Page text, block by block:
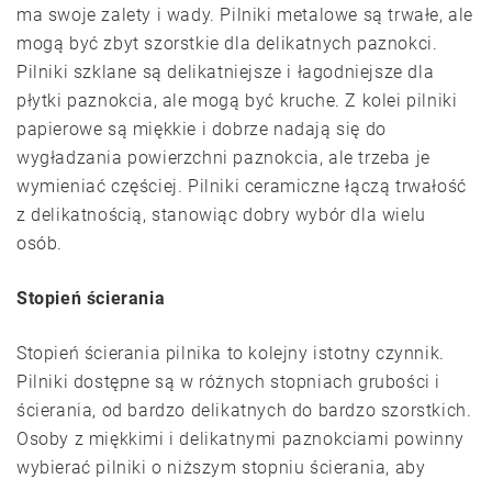
ma swoje zalety i wady. Pilniki metalowe są trwałe, ale
mogą być zbyt szorstkie dla delikatnych paznokci.
Pilniki szklane są delikatniejsze i łagodniejsze dla
płytki paznokcia, ale mogą być kruche. Z kolei pilniki
papierowe są miękkie i dobrze nadają się do
wygładzania powierzchni paznokcia, ale trzeba je
wymieniać częściej. Pilniki ceramiczne łączą trwałość
z delikatnością, stanowiąc dobry wybór dla wielu
osób.
Stopień ścierania
Stopień ścierania pilnika to kolejny istotny czynnik.
Pilniki dostępne są w różnych stopniach grubości i
ścierania, od bardzo delikatnych do bardzo szorstkich.
Osoby z miękkimi i delikatnymi paznokciami powinny
wybierać pilniki o niższym stopniu ścierania, aby